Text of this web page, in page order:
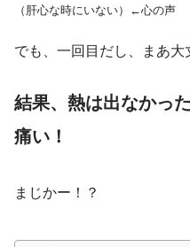
（肝心な時にいない）←心の声
でも、一回目だし、まあ大
結果、熱は出なかっ
痛い！
まじかー！？